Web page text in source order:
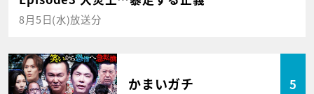
8月5日(水)放送分
かまいガチ 5